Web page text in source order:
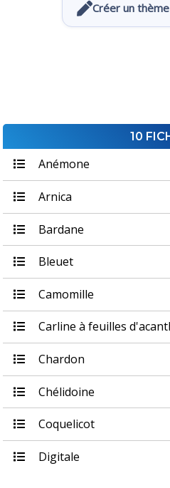
Créer un
10
Anémone
Arnica
Bardane
Bleuet
Camomille
Carline à feuilles
Chardon
Chélidoine
Coquelicot
Digitale